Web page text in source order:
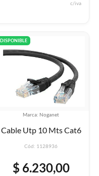
c/iva
DISPONIBLE
Marca: Noganet
Cable Utp 10 Mts Cat6
Cód: 1128936
$ 6.230,00